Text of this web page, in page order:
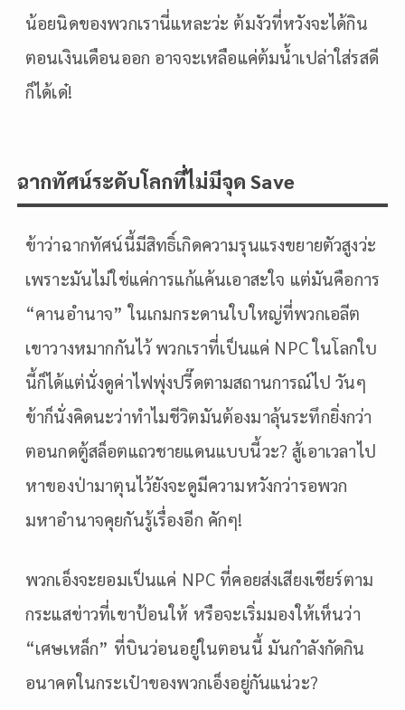
น้อยนิดของพวกเรานี่แหละว่ะ ต้มงัวที่หวังจะได้กิน
ตอนเงินเดือนออก อาจจะเหลือแค่ต้มน้ำเปล่าใส่รสดี
ก็ได้เด๋!
ฉากทัศน์ระดับโลกที่ไม่มีจุด Save
ข้าว่าฉากทัศน์นี้มีสิทธิ์เกิดความรุนแรงขยายตัวสูงว่ะ
เพราะมันไม่ใช่แค่การแก้แค้นเอาสะใจ แต่มันคือการ
“คานอำนาจ” ในเกมกระดานใบใหญ่ที่พวกเอลีต
เขาวางหมากกันไว้ พวกเราที่เป็นแค่ NPC ในโลกใบ
นี้ก็ได้แต่นั่งดูค่าไฟพุ่งปรี๊ดตามสถานการณ์ไป วันๆ
ข้าก็นั่งคิดนะว่าทำไมชีวิตมันต้องมาลุ้นระทึกยิ่งกว่า
ตอนกดตู้สล็อตแถวชายแดนแบบนี้วะ? สู้เอาเวลาไป
หาของป่ามาตุนไว้ยังจะดูมีความหวังกว่ารอพวก
มหาอำนาจคุยกันรู้เรื่องอีก คักๆ!
พวกเอ็งจะยอมเป็นแค่ NPC ที่คอยส่งเสียงเชียร์ตาม
กระแสข่าวที่เขาป้อนให้ หรือจะเริ่มมองให้เห็นว่า
“เศษเหล็ก” ที่บินว่อนอยู่ในตอนนี้ มันกำลังกัดกิน
อนาคตในกระเป๋าของพวกเอ็งอยู่กันแน่วะ?